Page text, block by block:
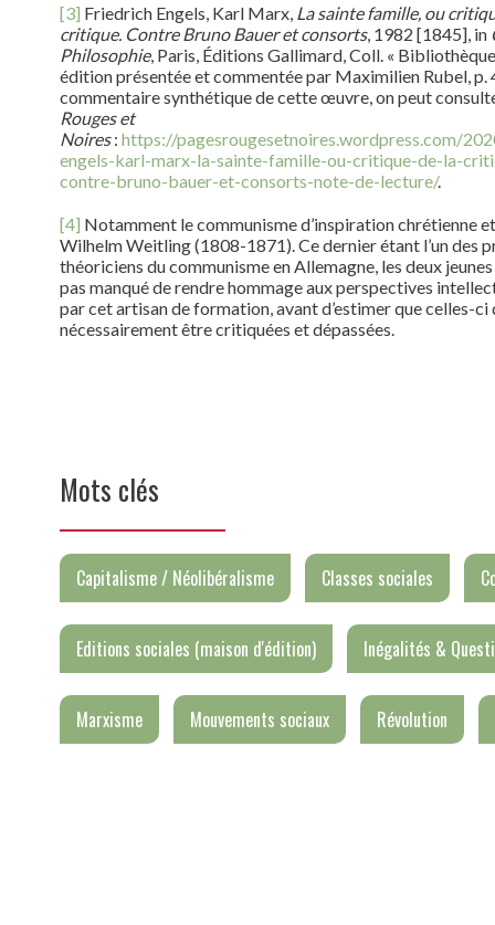
[3] Friedrich Engels, Karl Marx, La sainte famille, ou
critique. Contre Bruno Bauer et consorts, 1982 [1845], in
Philosophie, Paris, Éditions Gallimard, Coll. «
édition présentée et commentée par Maximilien Rubel, p.
commentaire synthétique de cette œuvre, on peut
Rouges et
Noires: https://pagesrougesetnoires.wordpress.com/
engels-karl-marx-la-sainte-famille-ou-critique-de-la-
contre-bruno-bauer-et-consorts-note-de-lecture/.
[4] Notamment le communisme d’inspiration chrétienne
Wilhelm Weitling (1808-1871). Ce dernier étant l’un des
théoriciens du communisme en Allemagne, les deux
pas manqué de rendre hommage aux perspectives
par cet artisan de formation, avant d’estimer que celles-ci
nécessairement être critiquées et dépassées.
Mots clés
Capitalisme / Néolibéralisme Classes sociales
Editions sociales (maison d'édition) Inégalités &
Marxisme Mouvements sociaux Révolution